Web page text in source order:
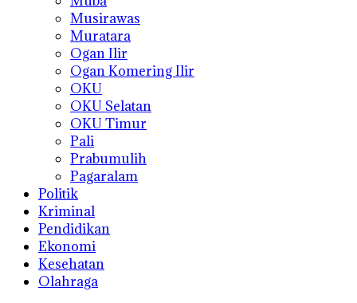
Musirawas
Muratara
Ogan Ilir
Ogan Komering Ilir
OKU
OKU Selatan
OKU Timur
Pali
Prabumulih
Pagaralam
Politik
Kriminal
Pendidikan
Ekonomi
Kesehatan
Olahraga